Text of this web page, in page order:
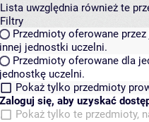
Lista uwzględnia również te
Filtry
Przedmioty oferowane
innej jednostki uczelni.
Przedmioty oferowane dla
jednostkę uczelni.
Pokaż tylko przedmioty
Zaloguj się, aby uzyskać
Pokaż tylko te przedmioty,